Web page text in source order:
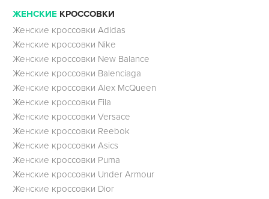
ЖЕНСКИЕ КРОССОВКИ
Женские кроссовки Adidas
Женские кроссовки Nike
Женские кроссовки New Balance
Женские кроссовки Balenciaga
Женские кроссовки Alex McQueen
Женские кроссовки Fila
Женские кроссовки Versace
Женские кроссовки Reebok
Женские кроссовки Asics
Женские кроссовки Puma
Женские кроссовки Under Armour
Женские кроссовки Dior